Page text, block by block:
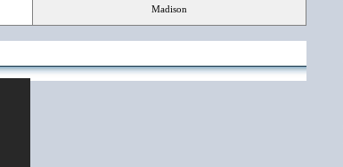
Madison